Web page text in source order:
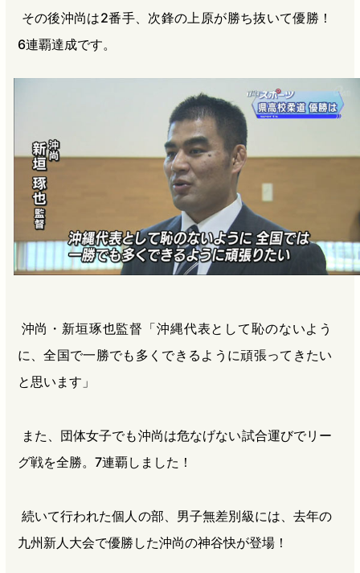
その後沖尚は2番手、次鋒の上原が勝ち抜いて優勝！
6連覇達成です。
沖尚・新垣琢也監督「沖縄代表として恥のないよう
に、全国で一勝でも多くできるように頑張ってきたい
と思います」
また、団体女子でも沖尚は危なげない試合運びでリー
グ戦を全勝。7連覇しました！
続いて行われた個人の部、男子無差別級には、去年の
九州新人大会で優勝した沖尚の神谷快が登場！